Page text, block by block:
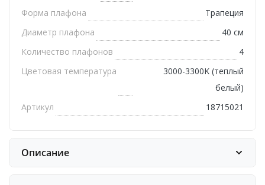
Форма плафона
Трапеция
Диаметр плафона
40 см
Количество плафонов
4
Цветовая температура
3000-3300K (теплый
белый)
Артикул
18715021
Описание